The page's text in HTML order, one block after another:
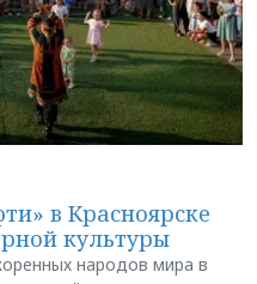
в Красноярске
культуры
народов мира в